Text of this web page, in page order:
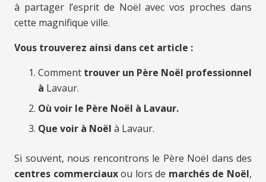
à partager l’esprit de Noël avec vos proches dans
cette magnifique ville.
Vous trouverez ainsi dans cet article :
Comment trouver un Père Noël professionnel
à Lavaur.
Où voir le Père Noël à Lavaur.
Que voir à Noël à Lavaur.
Si souvent, nous rencontrons le Père Noël dans des
centres commerciauxou lors de marchés de Noël,